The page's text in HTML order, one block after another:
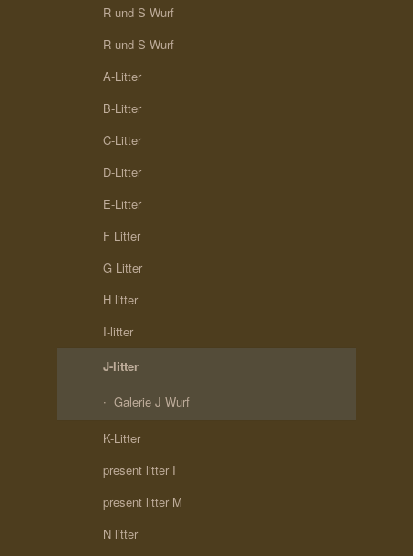
R und S Wurf
R und S Wurf
A-Litter
B-Litter
C-Litter
D-Litter
E-Litter
F Litter
G Litter
H litter
I-litter
J-litter
Galerie J Wurf
K-Litter
present litter I
present litter M
N litter